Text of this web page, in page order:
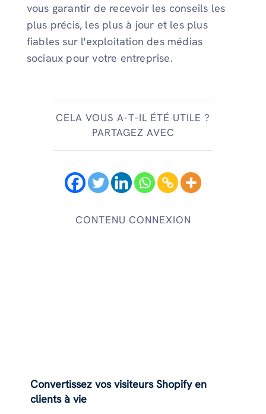
vous garantir de recevoir les conseils les
plus précis, les plus à jour et les plus
fiables sur l'exploitation des médias
sociaux pour votre entreprise.
CELA VOUS A-T-IL ÉTÉ UTILE ?
PARTAGEZ AVEC
CONTENU CONNEXION
Convertissez vos visiteurs Shopify en
clients à vie